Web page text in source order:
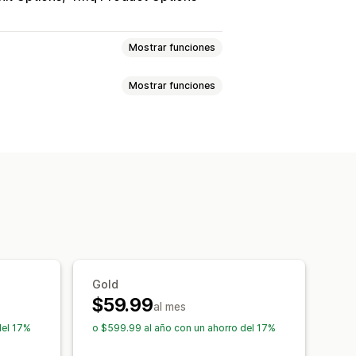
Mostrar funciones
Mostrar funciones
Búsqueda y filtro
17%
Gold
$59.99al mes
o $599.99 al año con un ahorro del 17%